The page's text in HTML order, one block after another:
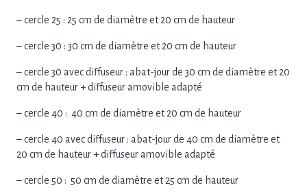
– cercle 25 : 25 cm de diamètre et 20 cm de hauteur
– cercle 30 : 30 cm de diamètre et 20 cm de hauteur
– cercle 30 avec diffuseur : abat-jour de 30 cm de diamètre et 20
cm de hauteur + diffuseur amovible adapté
– cercle 40 : 40 cm de diamètre et 20 cm de hauteur
– cercle 40 avec diffuseur : abat-jour de 40 cm de diamètre et
20 cm de hauteur + diffuseur amovible adapté
– cercle 50 : 50 cm de diamètre et 25 cm de hauteur